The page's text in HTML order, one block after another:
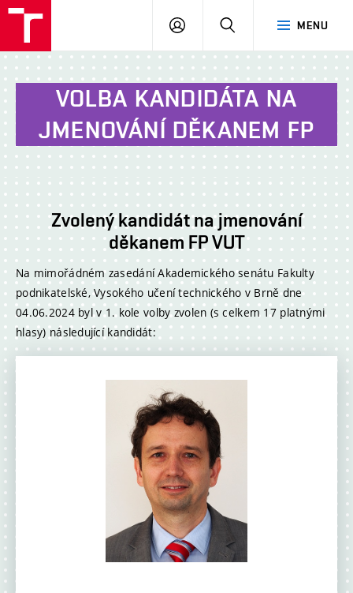
MENU
PŘIHLÁSIT
VOLBA KANDIDÁTA NA
JMENOVÁNÍ DĚKANEM FP
Zvolený kandidát na jmenování
děkanem FP VUT
Na mimořádném zasedání Akademického senátu Fakulty
podnikatelské, Vysokého učení technického v Brně dne
04.06.2024 byl v 1. kole volby zvolen (s celkem 17 platnými
hlasy) následující kandidát: